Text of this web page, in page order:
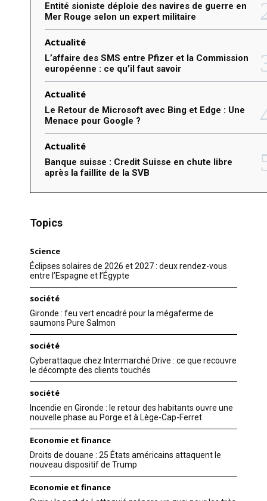
Entité sioniste déploie des navires de guerre en
Mer Rouge selon un expert militaire
Actualité
L’affaire des SMS entre Pfizer et la Commission
européenne : ce qu’il faut savoir
Actualité
Le Retour de Microsoft avec Bing et Edge : Une
Menace pour Google ?
Actualité
Banque suisse : Credit Suisse en chute libre
après la faillite de la SVB
Topics
Science
Éclipses solaires de 2026 et 2027 : deux rendez-vous
entre l’Espagne et l’Égypte
société
Gironde : feu vert encadré pour la mégaferme de
saumons Pure Salmon
société
Cyberattaque chez Intermarché Drive : ce que recouvre
le décompte des clients touchés
société
Incendie en Gironde : le retour des habitants ouvre une
nouvelle phase au Porge et à Lège-Cap-Ferret
Economie et finance
Droits de douane : 25 États américains attaquent le
nouveau dispositif de Trump
Economie et finance